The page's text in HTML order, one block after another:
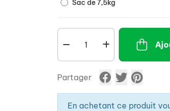
Sac de 7,5kg
Partager
En achetant ce produit